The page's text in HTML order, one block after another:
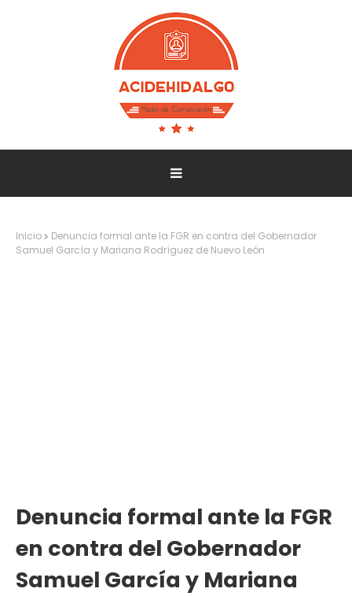
Inicio
Denuncia formal ante la FGR en contra del Gobernador
Samuel García y Mariana Rodríguez de Nuevo León
Denuncia formal ante la FGR
en contra del Gobernador
Samuel García y Mariana